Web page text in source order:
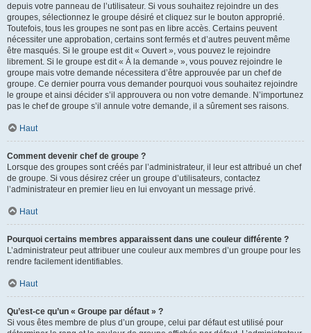
depuis votre panneau de l’utilisateur. Si vous souhaitez rejoindre un des
groupes, sélectionnez le groupe désiré et cliquez sur le bouton approprié.
Toutefois, tous les groupes ne sont pas en libre accès. Certains peuvent
nécessiter une approbation, certains sont fermés et d’autres peuvent même
être masqués. Si le groupe est dit « Ouvert », vous pouvez le rejoindre
librement. Si le groupe est dit « À la demande », vous pouvez rejoindre le
groupe mais votre demande nécessitera d’être approuvée par un chef de
groupe. Ce dernier pourra vous demander pourquoi vous souhaitez rejoindre
le groupe et ainsi décider s’il approuvera ou non votre demande. N’importunez
pas le chef de groupe s’il annule votre demande, il a sûrement ses raisons.
Haut
Comment devenir chef de groupe ?
Lorsque des groupes sont créés par l’administrateur, il leur est attribué un chef
de groupe. Si vous désirez créer un groupe d’utilisateurs, contactez
l’administrateur en premier lieu en lui envoyant un message privé.
Haut
Pourquoi certains membres apparaissent dans une couleur différente ?
L’administrateur peut attribuer une couleur aux membres d’un groupe pour les
rendre facilement identifiables.
Haut
Qu’est-ce qu’un « Groupe par défaut » ?
Si vous êtes membre de plus d’un groupe, celui par défaut est utilisé pour